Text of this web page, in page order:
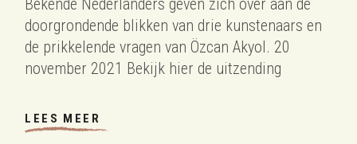
Bekende Nederlanders geven zich over aan de
doorgrondende blikken van drie kunstenaars en
de prikkelende vragen van Özcan Akyol. 20
november 2021 Bekijk hier de uitzending
LEES MEER